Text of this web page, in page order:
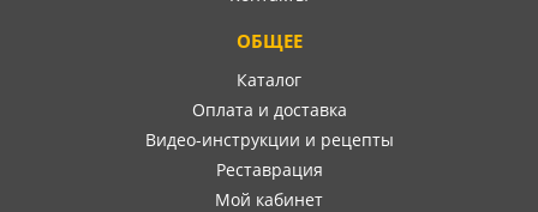
ОБЩЕЕ
Каталог
Оплата и доставка
Видео-инструкции и рецепты
Реставрация
Мой кабинет